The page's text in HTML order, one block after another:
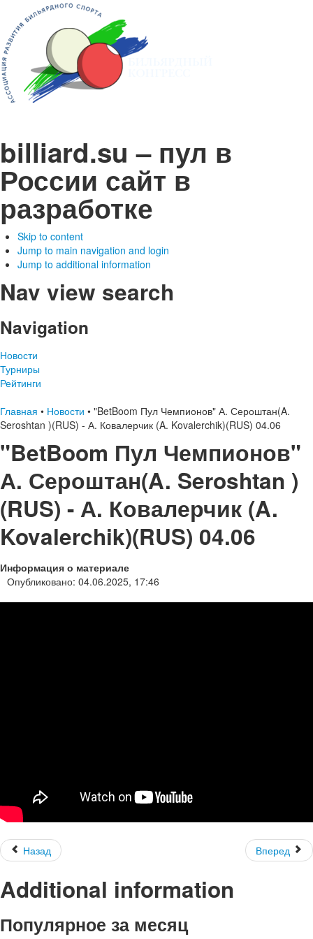
billiard.su – пул в
России сайт в
разработке
Skip to content
Jump to main navigation and login
Jump to additional information
Nav view search
Navigation
Новости
Турниры
Рейтинги
Главная • Новости • "BetBoom Пул Чемпионов" А. Сероштан(A.
Seroshtan )(RUS) - А. Ковалерчик (A. Kovalerchik)(RUS) 04.06
"BetBoom Пул Чемпионов"
А. Сероштан(A. Seroshtan )
(RUS) - А. Ковалерчик (A.
Kovalerchik)(RUS) 04.06
Информация о материале
Опубликовано: 04.06.2025, 17:46
Назад Вперед
Additional information
Популярное за месяц